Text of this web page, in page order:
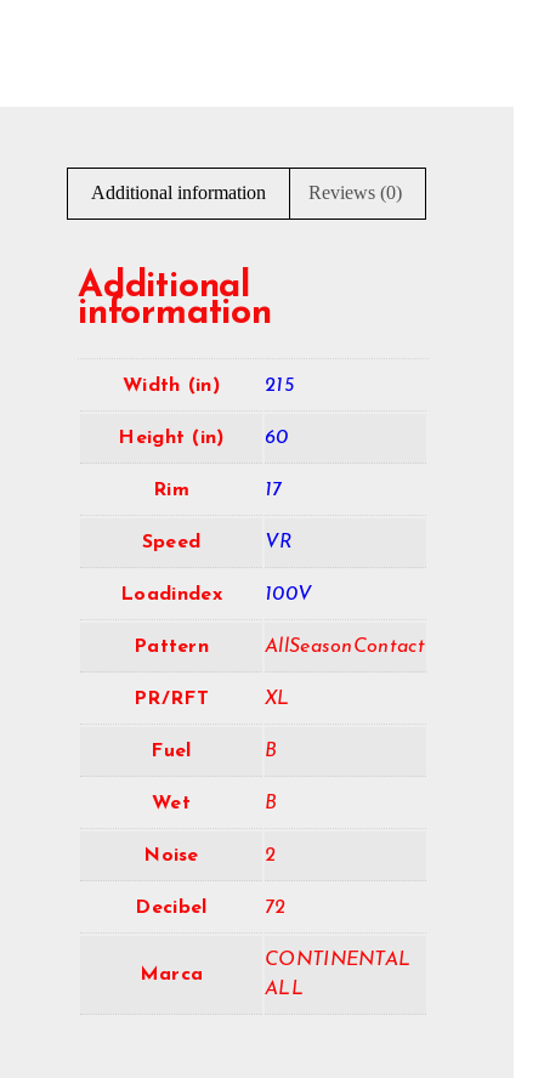
Additional information Reviews (0)
Additional
information
Width (in) 215
Height (in) 60
Rim 17
Speed VR
Loadindex 100V
Pattern AllSeasonContact
PR/RFT XL
Fuel B
Wet B
Noise 2
Decibel 72
Marca
CONTINENTAL
ALL